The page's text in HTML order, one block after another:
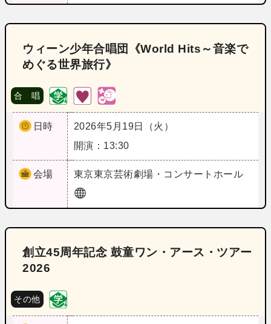
ウィーン少年合唱団《World Hits～音楽で
めぐる世界旅行》
合 唱
日時
2026年5月19日（火）
開演：13:30
会場 東京東京芸術劇場・コンサートホール
創立45周年記念 鼓童ワン・アース・ツアー
2026
その他